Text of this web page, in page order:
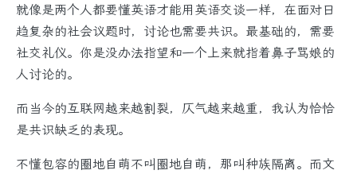
就像是两个人都要懂英语才能用英语交谈一样，在面对日
趋复杂的社会议题时，讨论也需要共识。最基础的，需要
社交礼仪。你是没办法指望和一个上来就指着鼻子骂娘的
人讨论的。
而当今的互联网越来越割裂，仄气越来越重，我认为恰恰
是共识缺乏的表现。
不懂包容的圈地自萌不叫圈地自萌，那叫种族隔离。而文